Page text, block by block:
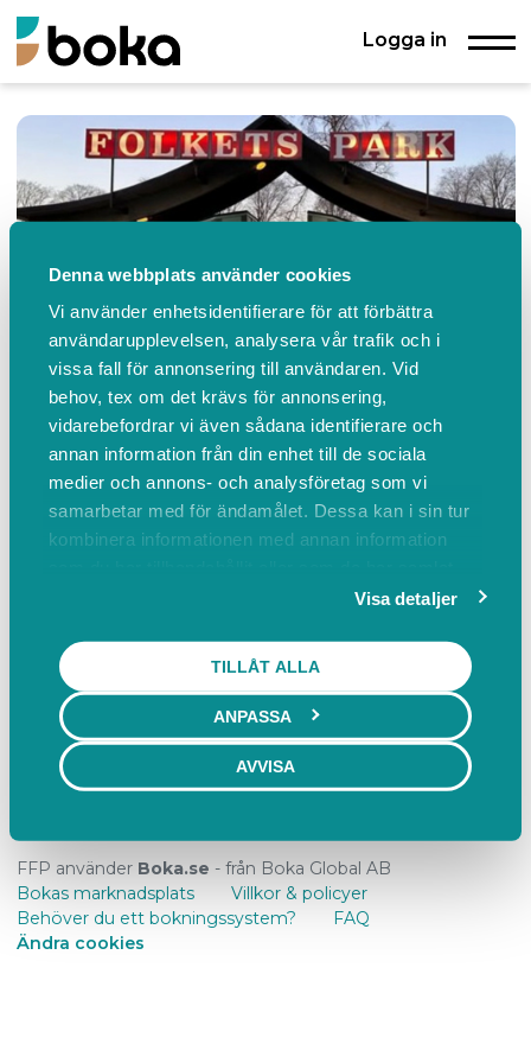
Denna webbplats använder cookies
Vi använder enhetsidentifierare för att förbättra
användarupplevelsen, analysera vår trafik och i
vissa fall för annonsering till användaren. Vid
behov, tex om det krävs för annonsering,
vidarebefordrar vi även sådana identifierare och
annan information från din enhet till de sociala
medier och annons- och analysföretag som vi
samarbetar med för ändamålet. Dessa kan i sin tur
kombinera informationen med annan information
Visa detaljer
TILLÅT ALLA
ANPASSA
AVVISA
Logga in
Falköpings Folkets Park
Trinnöjegatan 24, Falköping
+46705496950 www.folketsparkfalkoping.se
oss
Boka Om oss
Boka
Rotundan
FFP använder Boka.se - från Boka Global AB
Bokas marknadsplats
Villkor & policyer
Behöver du ett bokningssystem?
FAQ
Ändra cookies